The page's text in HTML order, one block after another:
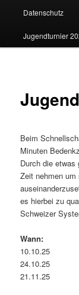
Datenschutz
Jugendturnier
Beim
Minuten
Durch die
Zeit nehmen
es hierbei zu
Schweizer
Wann:
10.10.25
24.10.25
21.11.25